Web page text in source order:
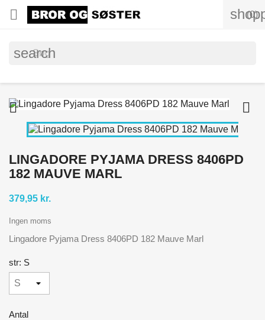
 (0)
search
 
LINGADORE PYJAMA DRESS 8406PD
182 MAUVE MARL
379,95 kr.
Ingen moms
Lingadore Pyjama Dress 8406PD 182 Mauve Marl
str: S
Antal